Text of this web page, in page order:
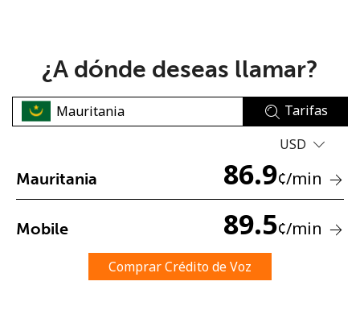
No se ha creado una contraseña
Una letra mayúscula y una minúscula
Un caracter especial
¿A dónde deseas llamar?
Tarifas
USD
Mauritania 86.9¢/min
Mobile 89.5¢/min
Comprar Crédito de Voz